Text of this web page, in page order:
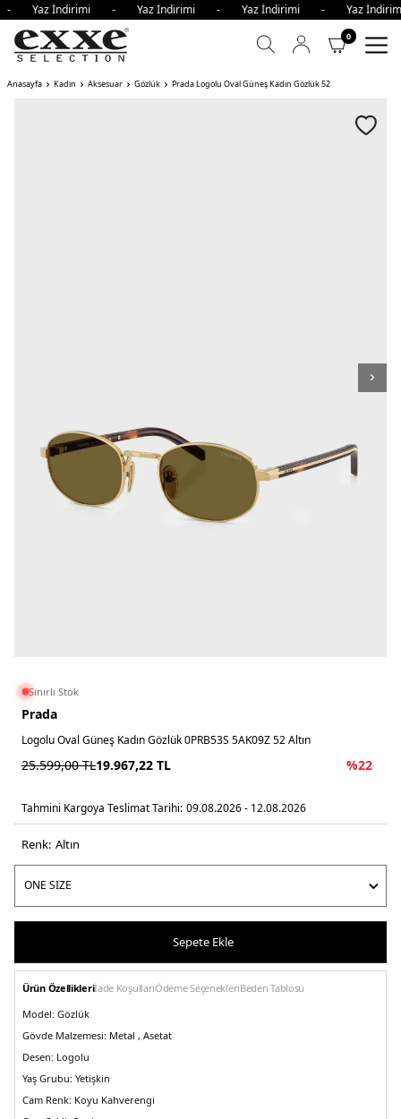
- Yaz İndirimi - Yaz İndirimi - Yaz İndirimi - Yaz
0
Anasayfa Kadın Aksesuar Gözlük Prada Logolu Oval Güneş Kadın Gözlük 52
Sınırlı Stok
Prada
Logolu Oval Güneş Kadın Gözlük 0PRB53S 5AK09Z 52 Altın
25.599,00TL19.967,22 TL %22
Tahmini Kargoya Teslimat Tarihi: 09.08.2026 - 12.08.2026
Renk: altın
Sepete Ekle
Ürün Özellikleriİade KoşullarıÖdeme SeçenekleriBeden Tablosu
Model: Gözlük
Gövde Malzemesi: Metal , Asetat
Desen: Logolu
Yaş Grubu: Yetişkin
Cam Renk: Koyu Kahverengi